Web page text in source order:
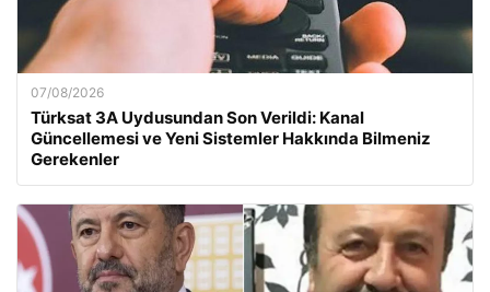
07/08/2026
Türksat 3A Uydusundan Son Verildi: Kanal
Güncellemesi ve Yeni Sistemler Hakkında Bilmeniz
Gerekenler